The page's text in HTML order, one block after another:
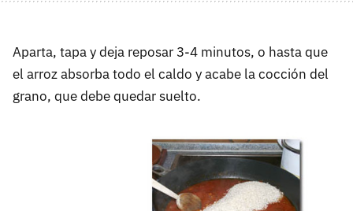
Aparta, tapa y deja reposar 3-4 minutos, o hasta que
el arroz absorba todo el caldo y acabe la cocción del
grano, que debe quedar suelto.